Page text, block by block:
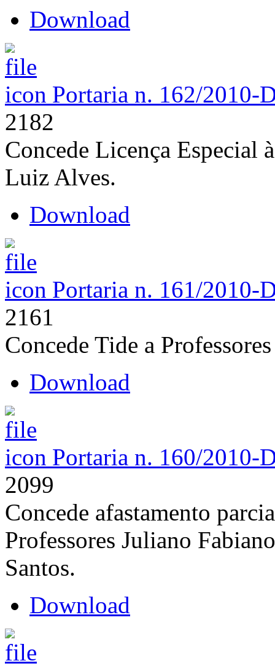
Download
Portaria n. 162/2010-
2182
Concede Licença Especial
Luiz Alves.
Download
Portaria n. 161/2010-
2161
Concede Tide a
Download
Portaria n. 160/2010-
2099
Concede afastamento
Professores Juliano
Santos.
Download